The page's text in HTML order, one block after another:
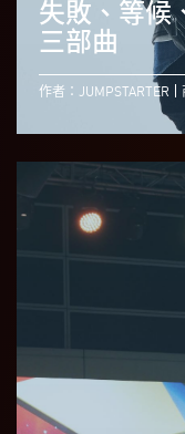
失敗、等
三部曲
作者：JUMPSTARTER